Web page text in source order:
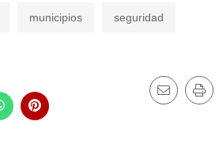
municipios seguridad